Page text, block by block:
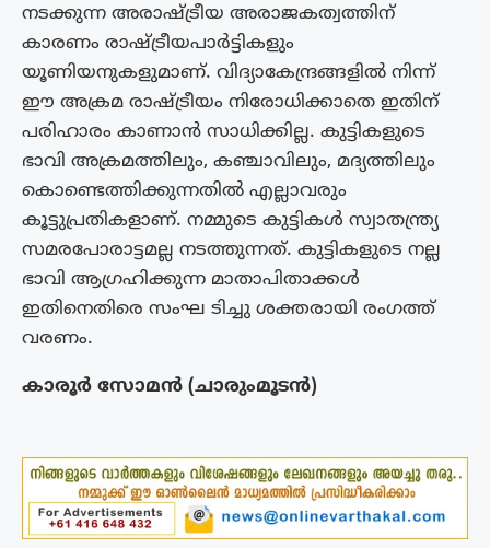
നടക്കുന്ന അരാഷ്ട്രീയ അരാജകത്വത്തിന്
കാരണം രാഷ്ട്രീയപാർട്ടികളും
യൂണിയനുകളുമാണ്. വിദ്യാകേന്ദ്രങ്ങളിൽ നിന്ന്
ഈ അക്രമ രാഷ്ട്രീയം നിരോധിക്കാതെ ഇതിന്
പരിഹാരം കാണാൻ സാധിക്കില്ല. കുട്ടികളുടെ
ഭാവി അക്രമത്തിലും, കഞ്ചാവിലും, മദ്യത്തിലും
കൊണ്ടെത്തിക്കുന്നതിൽ എല്ലാവരും
കൂട്ടുപ്രതികളാണ്. നമ്മുടെ കുട്ടികൾ സ്വാതന്ത്ര്യ
സമരപോരാട്ടമല്ല നടത്തുന്നത്. കുട്ടികളുടെ നല്ല
ഭാവി ആഗ്രഹിക്കുന്ന മാതാപിതാക്കൾ
ഇതിനെതിരെ സംഘ ടിച്ചു ശക്തരായി രംഗത്ത്
വരണം.
കാരൂർ സോമൻ (ചാരുംമൂടൻ)